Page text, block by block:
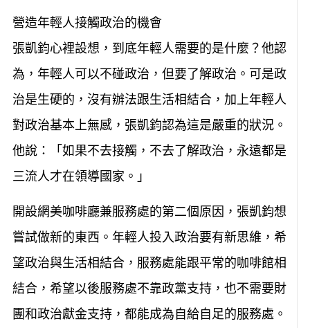
營造年輕人接觸政治的機會
張凱鈞心裡設想，到底年輕人需要的是什麼？他認
為，年輕人可以不碰政治，但要了解政治。可是政
治是生硬的，沒有辦法跟生活相結合，加上年輕人
對政治基本上無感，張凱鈞認為這是嚴重的狀況。
他說：「如果不去接觸，不去了解政治，永遠都是
三流人才在領導國家。」
開設網美咖啡廳兼服務處的第二個原因，張凱鈞想
嘗試做新的東西。年輕人投入政治要有新思維，希
望政治與生活相結合，服務處能跟平常的咖啡館相
結合，希望以後服務處不靠政黨支持，也不需要財
團和政治獻金支持，都能成為自給自足的服務處。